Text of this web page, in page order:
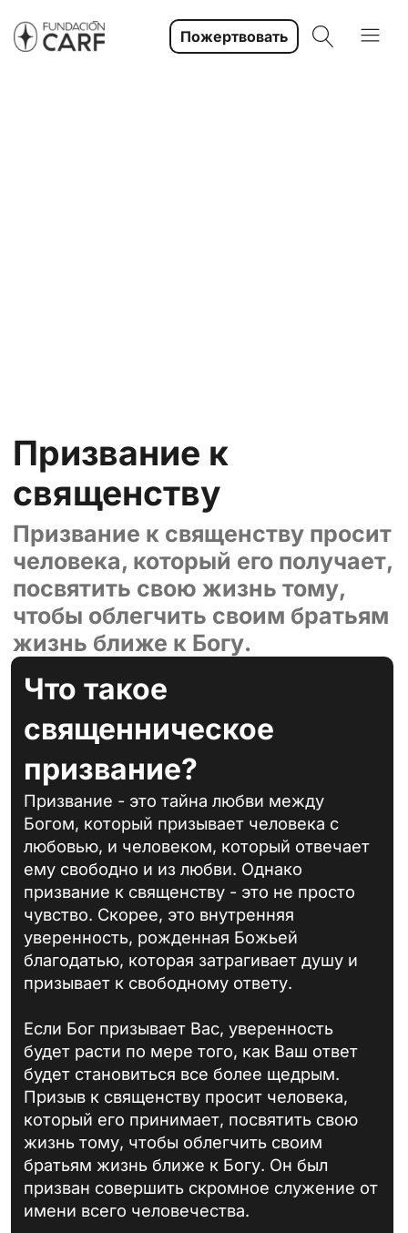
Пожертвовать
Призвание к
священству
Призвание к священству просит
человека, который его получает,
посвятить свою жизнь тому,
чтобы облегчить своим братьям
жизнь ближе к Богу.
Что такое
священническое
призвание?
Призвание - это тайна любви между
Богом, который призывает человека с
любовью, и человеком, который отвечает
ему свободно и из любви. Однако
призвание к священству - это не просто
чувство. Скорее, это внутренняя
уверенность, рожденная Божьей
благодатью, которая затрагивает душу и
призывает к свободному ответу.
Если Бог призывает Вас, уверенность
будет расти по мере того, как Ваш ответ
будет становиться все более щедрым.
Призыв к священству просит человека,
который его принимает, посвятить свою
жизнь тому, чтобы облегчить своим
братьям жизнь ближе к Богу. Он был
призван совершить скромное служение от
имени всего человечества.